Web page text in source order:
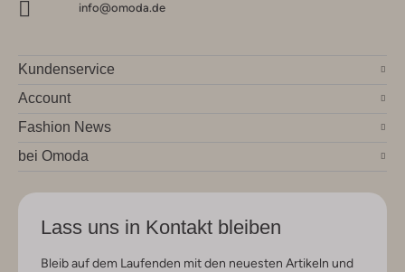
info@omoda.de
Kundenservice
Account
Fashion News
bei Omoda
Lass uns in Kontakt bleiben
Bleib auf dem Laufenden mit den neuesten Artikeln und